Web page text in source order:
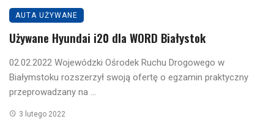
AUTA UŻYWANE
Używane Hyundai i20 dla WORD Białystok
02.02.2022 Wojewódzki Ośrodek Ruchu Drogowego w
Białymstoku rozszerzył swoją ofertę o egzamin praktyczny
przeprowadzany na ...
3 lutego 2022